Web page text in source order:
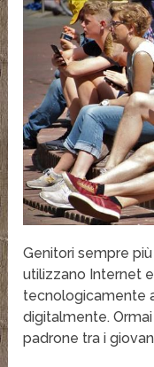
Genitori sempre
utilizzano Internet
tecnologicamente
digitalmente.
padrone tra i